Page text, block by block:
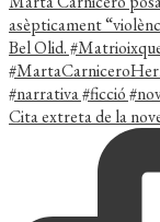
Cita extreta de la